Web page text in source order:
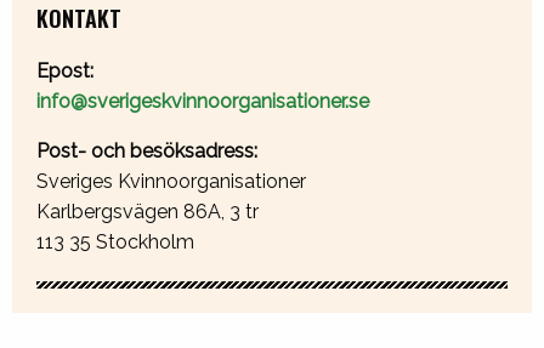
KONTAKT
Epost:
info@sverigeskvinnoorganisationer.se
Post- och besöksadress:
Sveriges Kvinnoorganisationer
Karlbergsvägen 86A, 3 tr
113 35 Stockholm